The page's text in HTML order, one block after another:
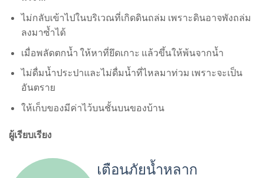
ไม่กลับเข้าไปในบริเวณที่เกิดดินถล่ม เพราะดินอาจพังถล่ม
ลงมาซ้ำได้
เมื่อพลัดตกน้ำ ให้หาที่ยึดเกาะ แล้วขึ้นให้พ้นจากน้ำ
ไม่ดื่มน้ำประปาและไม่ดื่มน้ำที่ไหลมาท่วม เพราะจะเป็น
อันตราย
ให้เก็บของมีค่าไว้บนชั้นบนของบ้าน
ผู้เรียบเรียง
เตือนภัยน้ำหลาก